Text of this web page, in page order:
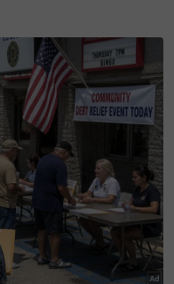
mata, Ukkasya
anak angkat
terkini dan bermanfaat!
Instagram Threads
TelegramkamiDI SINI
MAKANAN
berada di 37
Shah Alam atau beli